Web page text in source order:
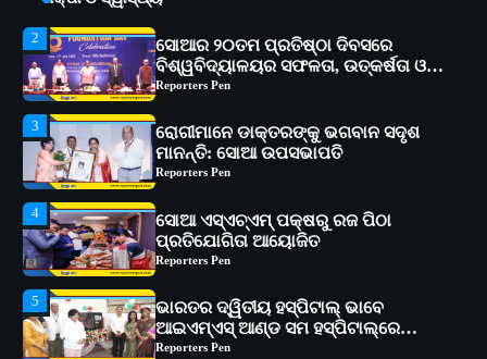
3
ରୋଗୀମାନେ ଡାକ୍ତରଙ୍କୁ ଭଗବାନ ସଦୃଶ
ମାନନ୍ତି: ସୋଆ ଉପସଭାପତି
Reporters Pen
4
ସୋଆ ଏସ୍‌ଏଚ୍‌ଏମ୍ ପକ୍ଷରୁ ରଜ ପିଠା
ପ୍ରତିଯୋଗିତା ଆୟୋଜିତ
Reporters Pen
5
ଭାରତର ଦ୍ୱିତୀୟ ହସ୍ପିଟାଲ୍ ଭାବେ
ଆଇଏମ୍‌ଏସ୍ ଆଣ୍ଡ ସମ ହସ୍ପିଟାଲ୍‌ରେ
ଅତ୍ୟାଧୁନିକ ଡିଜିସ୍କାନର ସ୍ଥାପନ
Reporters Pen
1
ସୋଆ ପକ୍ଷରୁ ରାୱେ କାର୍ଯ୍ୟକ୍ରମ ଅଧୀନରେ
୧୧ଟି ଗ୍ରାମରେ ୧୬ଟି କୃଷକ ପ୍ରଶିକ୍ଷଣ
କାର୍ଯ୍ୟକ୍ରମ ଆୟୋଜିତ
Reporters Pen